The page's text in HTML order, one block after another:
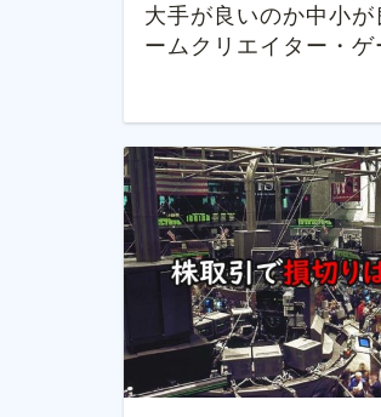
大手が良いのか中小
ームクリエイター・ゲ